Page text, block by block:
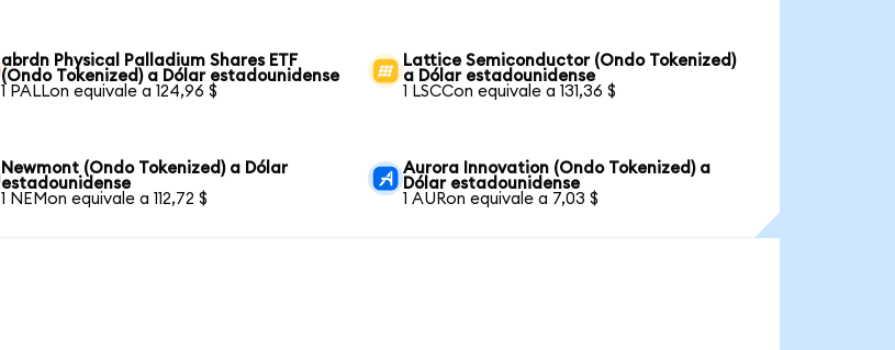
abrdn Physical Palladium Shares ETF
(Ondo Tokenized) a Dólar estadounidense
1 PALLon equivale a 124,96 $
Lattice Semiconductor (Ondo Tokenized)
a Dólar estadounidense
1 LSCCon equivale a 131,36 $
Newmont (Ondo Tokenized) a Dólar
estadounidense
1 NEMon equivale a 112,72 $
Aurora Innovation (Ondo Tokenized) a
Dólar estadounidense
1 AURon equivale a 7,03 $